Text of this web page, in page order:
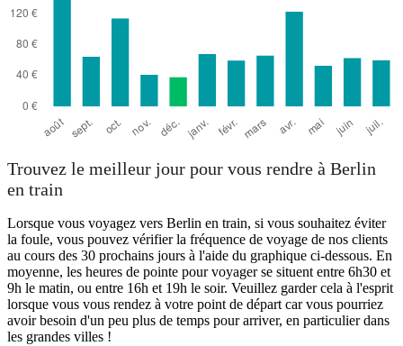
Trouvez le meilleur jour pour vous rendre à Berlin
en train
Lorsque vous voyagez vers Berlin en train, si vous souhaitez éviter
la foule, vous pouvez vérifier la fréquence de voyage de nos clients
au cours des 30 prochains jours à l'aide du graphique ci-dessous. En
moyenne, les heures de pointe pour voyager se situent entre 6h30 et
9h le matin, ou entre 16h et 19h le soir. Veuillez garder cela à l'esprit
lorsque vous vous rendez à votre point de départ car vous pourriez
avoir besoin d'un peu plus de temps pour arriver, en particulier dans
les grandes villes !